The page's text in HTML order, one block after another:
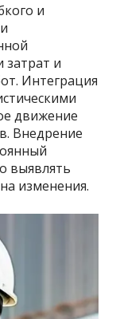
и
и
Интеграция
движение
Внедрение
выявлять
изменения.